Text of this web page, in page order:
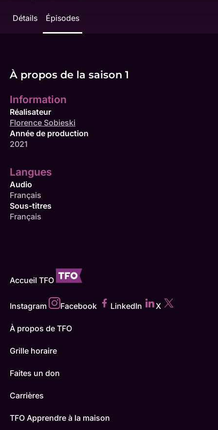
Détails Épisodes
À propos de la saison 1
Information
Réalisateur
Florence Sobieski
Année de production
2021
Langues
Audio
Français
Sous-titres
Français
Accueil TFO
Instagram Facebook LinkedIn X
À propos de TFO
Grille horaire
Faites un don
Carrières
TFO Apprendre à la maison